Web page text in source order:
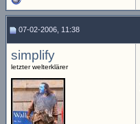
07-02-2006, 11:38
simplify
letzter welterklärer